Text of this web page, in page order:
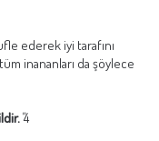
ederek iyi tarafını
inananları da şöylece
"4